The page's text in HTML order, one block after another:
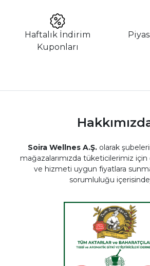
Haftalık İndirim
Kuponları
Soira Wellnes A.Ş.olarak
mağazalarımızda tüketicilerimiz
ve hizmeti uygun fiyatlara
sorumluluğu